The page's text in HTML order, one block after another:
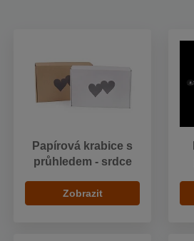
Papírová krabice s
průhledem - srdce
Zobrazit